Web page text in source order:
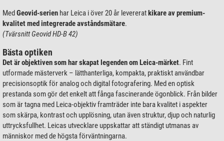
MedGeovid-serien har Leica i över 20 år levereratkikare av premium-
kvalitet med integrerade avståndsmätare.
(Tvärsnitt Geovid HD-B 42)
Bästa optiken
Det är objektiven som har skapat legenden om Leica-märket. Fint
utformade mästerverk – lätthanterliga, kompakta, praktiskt användbar
precisionsoptik för analog och digital fotografering. Med en optisk
prestanda som gör det enkelt att fånga fascinerande ögonblick. Från bilder
som är tagna med Leica-objektiv framträder inte bara kvalitet i aspekter
som skärpa, kontrast och upplösning, utan även struktur, djup och naturlig
uttrycksfullhet. Leicas utvecklare uppskattar att ständigt utmanas av
människor med de högsta förväntningarna.